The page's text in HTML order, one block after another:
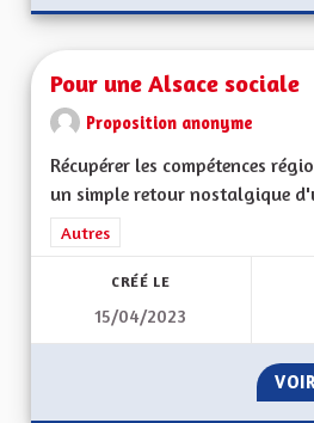
Pour une Alsace sociale
Proposition anonyme
Récupérer les compétences
un simple retour nostalgique
Filtrer les résultats de la
Autres
CRÉÉ LE
15/04/2023